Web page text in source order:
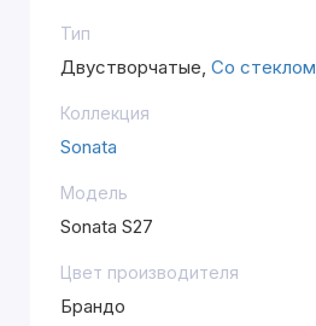
Тип
Двустворчатые, Со стеклом
Коллекция
Sonata
Модель
Sonata S27
Цвет производителя
Брандо